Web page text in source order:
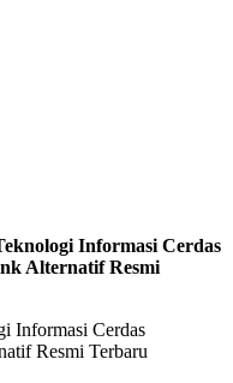
Informasi Cerdas
Alternatif Resmi
Informasi Cerdas
Resmi Terbaru